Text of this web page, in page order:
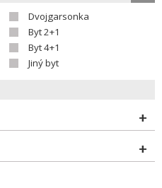
Dvojgarsonka
Byt 2+1
Byt 4+1
Jiný byt